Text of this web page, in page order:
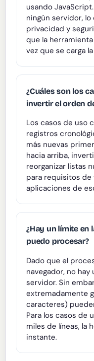
usando
ningún servidor,
privacidad y
que la
vez que se carga
¿Cuáles son los
invertir el orden
Los casos de uso
registros
más nuevas
hacia arriba,
reorganizar listas
para requisitos
aplicaciones de
¿Hay un límite en
puedo procesar?
Dado que el
navegador, no
servidor. Sin
extremadamente
caracteres)
Para los casos de
miles de líneas, la
instante.